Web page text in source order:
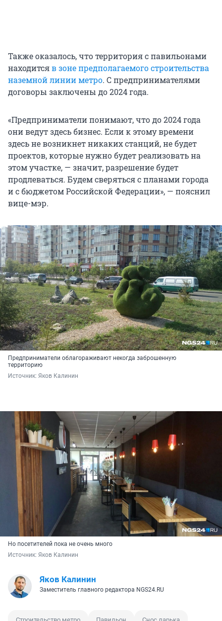
Также оказалось, что территория с павильонами
находитсяв зоне предполагаемого строительства
наземной линии метро. С предпринимателями
договоры заключены до 2024 года.
«Предприниматели понимают, что до 2024 года
они ведут здесь бизнес. Если к этому времени
здесь не возникнет никаких станций, не будет
проектов, которые нужно будет реализовать на
этом участке, — значит, разрешение будет
продлеваться. Будем сверяться с планами города
и с бюджетом Российской Федерации», — пояснил
вице-мэр.
Предприниматели облагораживают некогда заброшенную
территорию
Источник: Яков Калинин
Но посетителей пока не очень много
Источник: Яков Калинин
Яков Калинин
Заместитель главного редактора NGS24.RU